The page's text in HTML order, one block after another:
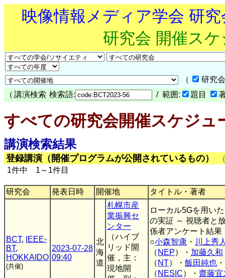
映像情報メディア学会 研
研究会 開催ス
（
研究
（ 講演検索 検索語: / 範囲: 題目
すべての研究会開催スケジュ
講演検索結果
登録講演（開催プログラムが公開されているもの）
1件中 1～1件目
研究会 発表日時 開催地 タイトル・著者
BCT,
IEEE-
BT,
HOKKAIDO
(共催)
2023-07-28
09:40
北
海
道
札幌市産
業振興セ
ンター
（ハイブ
リッド開
催，主：
現地開
ローカル5Gを用い
の実証 ～ 視聴者と
係者アンケート結果
○小森智康 ・ 川上秀
（ NEP）・ 加藤久和
（ NT）・ 飯田純也 ・
（ NESIC）・ 齋藤宜